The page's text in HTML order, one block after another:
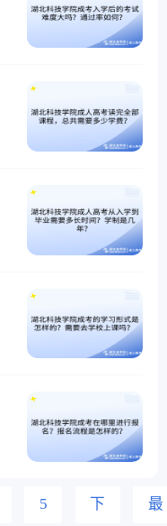
5 下 最